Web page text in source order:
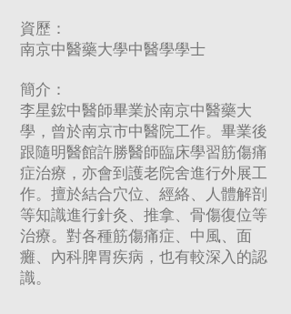
資歷：
南京中醫藥大學中醫學學士
簡介：
李星鋐中醫師畢業於南京中醫藥大
學，曾於南京市中醫院工作。畢業後
跟隨明醫館許勝醫師臨床學習筋傷痛
症治療，亦會到護老院舍進行外展工
作。擅於結合穴位、經絡、人體解剖
等知識進行針灸、推拿、骨傷復位等
治療。對各種筋傷痛症、中風、面
癱、內科脾胃疾病，也有較深入的認
識。